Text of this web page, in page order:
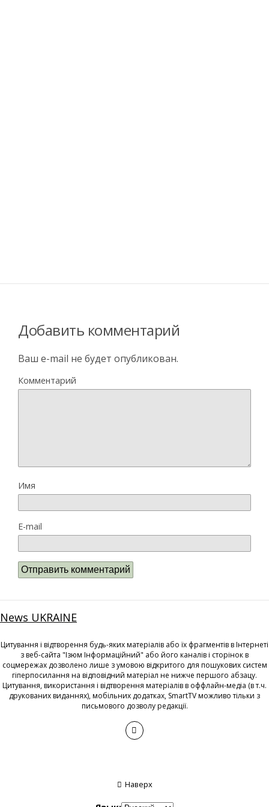
Добавить комментарий
Ваш e-mail не будет опубликован.
Комментарий
Имя
E-mail
News UKRAINE
Цитування і відтворення будь-яких матеріалів або їх фрагментів в Інтернеті
з веб-сайта "Ізюм Інформаційний" або його каналів і сторінок в
соцмережах дозволено лише з умовою відкритого для пошукових систем
гіперпосилання на відповідний матеріал не нижче першого абзацу.
Цитування, використання і відтворення матеріалів в оффлайн-медіа (в т.ч.
друкованих виданнях), мобільних додатках, SmartTV можливо тільки з
письмового дозволу редакції.
Наверх